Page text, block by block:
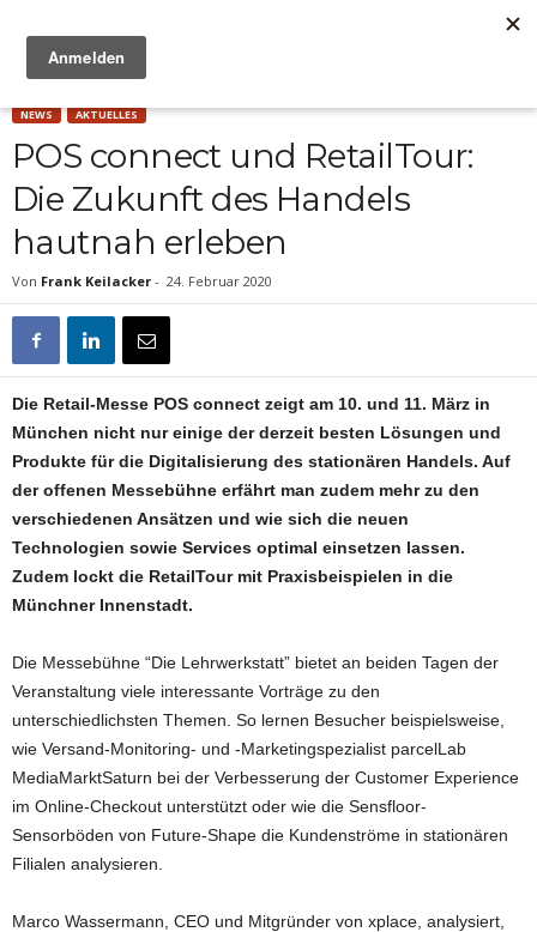
NEWS AKTUELLES
POS connect und RetailTour:
Die Zukunft des Handels
hautnah erleben
Von Frank Keilacker - 24. Februar 2020
Die Retail-Messe POS connect zeigt am 10. und 11. März in
München nicht nur einige der derzeit besten Lösungen und
Produkte für die Digitalisierung des stationären Handels. Auf
der offenen Messebühne erfährt man zudem mehr zu den
verschiedenen Ansätzen und wie sich die neuen
Technologien sowie Services optimal einsetzen lassen.
Zudem lockt die RetailTour mit Praxisbeispielen in die
Münchner Innenstadt.
Die Messebühne “Die Lehrwerkstatt” bietet an beiden Tagen der
Veranstaltung viele interessante Vorträge zu den
unterschiedlichsten Themen. So lernen Besucher beispielsweise,
wie Versand-Monitoring- und -Marketingspezialist parcelLab
MediaMarktSaturn bei der Verbesserung der Customer Experience
im Online-Checkout unterstützt oder wie die Sensfloor-
Sensorböden von Future-Shape die Kundenströme in stationären
Filialen analysieren.
Marco Wassermann, CEO und Mitgründer von xplace, analysiert,